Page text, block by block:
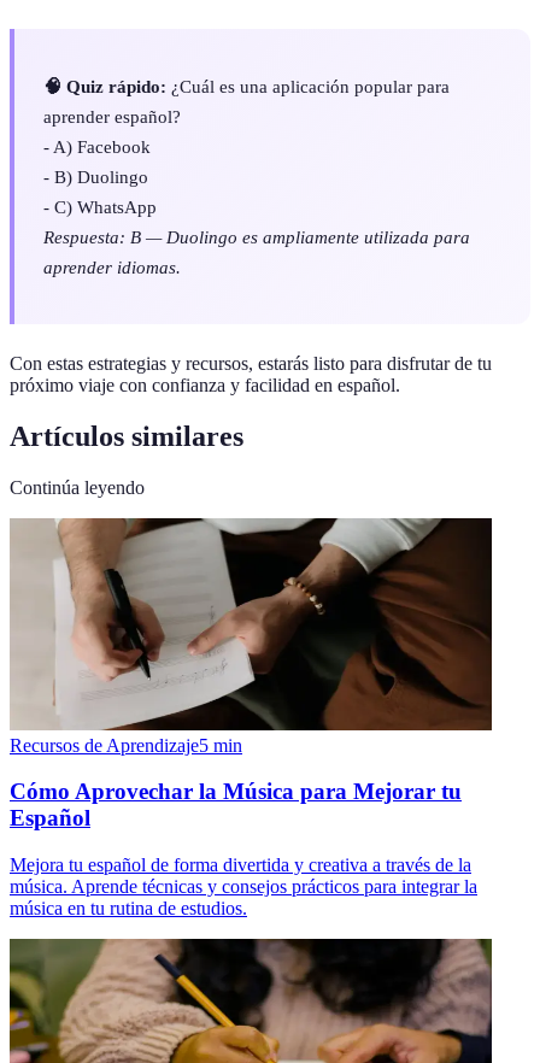
🧠 Quiz rápido: ¿Cuál es una aplicación popular para
aprender español?
- A) Facebook
- B) Duolingo
- C) WhatsApp
Respuesta: B — Duolingo es ampliamente utilizada para
aprender idiomas.
Con estas estrategias y recursos, estarás listo para disfrutar de tu
próximo viaje con confianza y facilidad en español.
Artículos similares
Continúa leyendo
Recursos de Aprendizaje5 min
Cómo Aprovechar la Música para Mejorar tu
Español
Mejora tu español de forma divertida y creativa a través de la
música. Aprende técnicas y consejos prácticos para integrar la
música en tu rutina de estudios.